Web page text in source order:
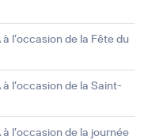
l’occasion de la Fête du
l’occasion de la Saint-
l’occasion de la journée